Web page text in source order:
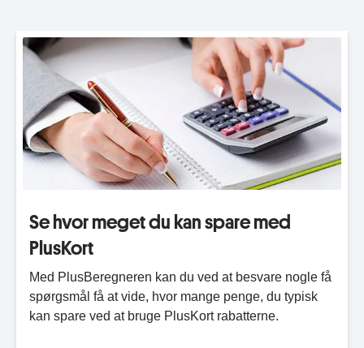
Se hvor meget du kan spare med
PlusKort
Med PlusBeregneren kan du ved at besvare nogle få
spørgsmål få at vide, hvor mange penge, du typisk
kan spare ved at bruge PlusKort rabatterne.